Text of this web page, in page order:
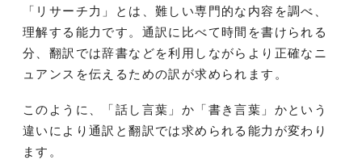
「リサーチ力」とは、難しい専門的な内容を調べ、
理解する能力です。通訳に比べて時間を書けられる
分、翻訳では辞書などを利用しながらより正確なニ
ュアンスを伝えるための訳が求められます。
このように、「話し言葉」か「書き言葉」かという
違いにより通訳と翻訳では求められる能力が変わり
ます。